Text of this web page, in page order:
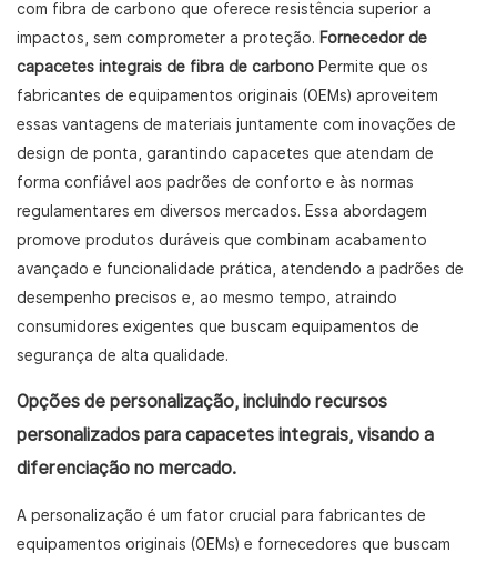
com fibra de carbono que oferece resistência superior a
impactos, sem comprometer a proteção. Fornecedor de
capacetes integrais de fibra de carbono Permite que os
fabricantes de equipamentos originais (OEMs) aproveitem
essas vantagens de materiais juntamente com inovações de
design de ponta, garantindo capacetes que atendam de
forma confiável aos padrões de conforto e às normas
regulamentares em diversos mercados. Essa abordagem
promove produtos duráveis ​​que combinam acabamento
avançado e funcionalidade prática, atendendo a padrões de
desempenho precisos e, ao mesmo tempo, atraindo
consumidores exigentes que buscam equipamentos de
segurança de alta qualidade.
Opções de personalização, incluindo recursos
personalizados para capacetes integrais, visando a
diferenciação no mercado.
A personalização é um fator crucial para fabricantes de
equipamentos originais (OEMs) e fornecedores que buscam